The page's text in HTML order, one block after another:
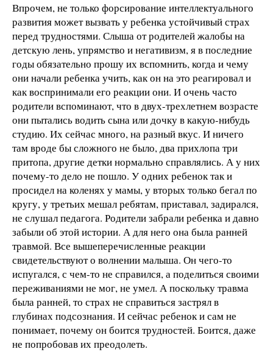
Впрочем, не только форсирование интеллектуального
развития может вызвать у ребенка устойчивый страх
перед трудностями. Слыша от родителей жалобы на
детскую лень, упрямство и негативизм, я в последние
годы обязательно прошу их вспомнить, когда и чему
они начали ребенка учить, как он на это реагировал и
как воспринимали его реакции они. И очень часто
родители вспоминают, что в двух-трехлетнем возрасте
они пытались водить сына или дочку в какую-нибудь
студию. Их сейчас много, на разный вкус. И ничего
там вроде бы сложного не было, два прихлопа три
притопа, другие детки нормально справлялись. А у них
почему-то дело не пошло. У одних ребенок так и
просидел на коленях у мамы, у вторых только бегал по
кругу, у третьих мешал ребятам, приставал, задирался,
не слушал педагога. Родители забрали ребенка и давно
забыли об этой истории. А для него она была ранней
травмой. Все вышеперечисленные реакции
свидетельствуют о волнении малыша. Он чего-то
испугался, с чем-то не справился, а поделиться своими
переживаниями не мог, не умел. А поскольку травма
была ранней, то страх не справиться застрял в
глубинах подсознания. И сейчас ребенок и сам не
понимает, почему он боится трудностей. Боится, даже
не попробовав их преодолеть.